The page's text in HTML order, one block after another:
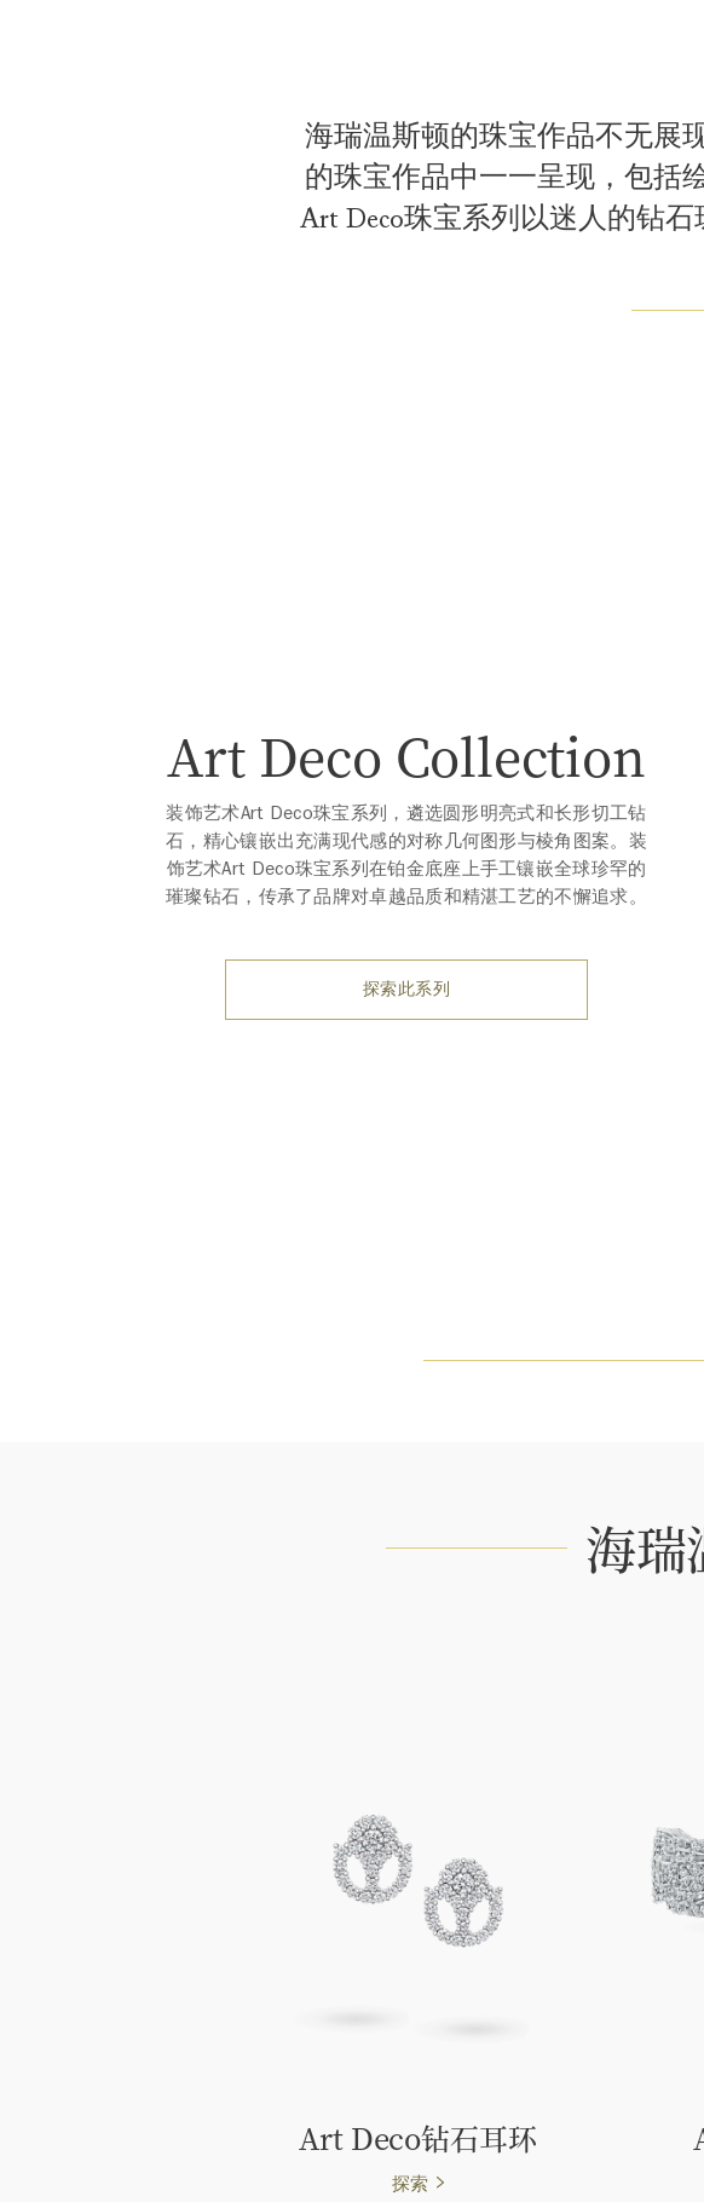
海瑞温斯顿的珠宝作品不无展
的珠宝作品中一一呈现，包括
Art Deco珠宝系列以迷人的钻石
Art Deco Collection
装饰艺术Art Deco珠宝系列，遴选圆形明亮式和长形切工钻
石，精心镶嵌出充满现代感的对称几何图形与棱角图案。装
饰艺术Art Deco珠宝系列在铂金底座上手工镶嵌全球珍罕的
璀璨钻石，传承了品牌对卓越品质和精湛工艺的不懈追求。
探索此系列
海瑞
Art Deco钻石耳环
探索